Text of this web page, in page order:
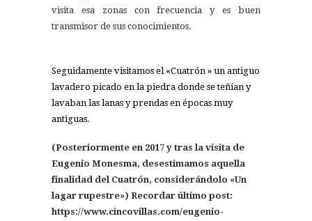
visita esa zonas con frecuencia y es buen
transmisor de sus conocimientos.
Seguidamente visitamos el «Cuatrón » un antiguo
lavadero picado en la piedra donde se teñían y
lavaban las lanas y prendas en épocas muy
antiguas.
(Posteriormente en 2017 y tras la visita de
Eugenio Monesma, desestimamos aquella
finalidad del Cuatrón, considerándolo «Un
lagar rupestre») Recordar último post:
https://www.cincovillas.com/eugenio-